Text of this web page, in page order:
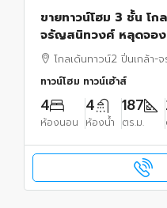
ขายทาวน์โฮม 3 ชั้น โก
จรัญสนิทวงศ์ หลุดจอง
โครงการ เข้า-ออกสะ
โกลเด้นทาวน์2 ปิ่นเกล้า-
ทาวน์โฮม ทาวน์เฮ้าส์
4
ห้องนอน
4
ห้องน้ำ
187
ตร.ม.